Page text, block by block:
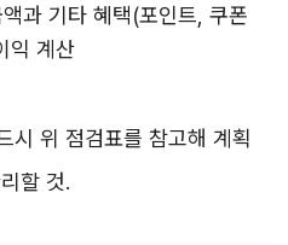
과 기타 혜택(포인트, 쿠폰
익 계산
시 위 점검표를 참고해 계획
할 것.